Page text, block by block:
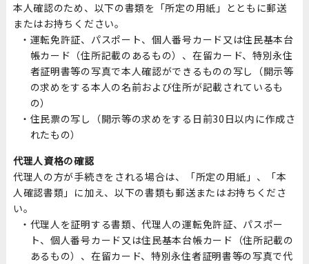
本人確認のため、以下の書類を「所定の用紙」とともに郵送
またはお持ちください。
運転免許証、パスポート、個人番号カード又は住民基本台
帳カード（住所記載のあるもの）、在留カード、特別永住
者証明書等の写真で本人確認ができるものの写し（開示等
の求めをする本人の名前および住所が記載されているも
の）
住民票の写し（開示等の求めをする日前30日以内に作成さ
れたもの）
代理人資格の確認
代理人の方が手続きをされる場合は、「所定の用紙」、「本
人確認書類」に加え、以下の書類も郵送またはお持ちくださ
い。
代理人を証明する書類、代理人の運転免許証、パスポー
ト、個人番号カード又は住民基本台帳カード（住所記載の
あるもの）、在留カード、特別永住者証明書等の写真で代